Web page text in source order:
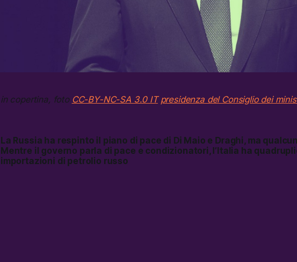
in copertina, foto CC-BY-NC-SA 3.0 IT presidenza del Consiglio dei
La Russia ha respinto il piano di pace di Di Maio e Draghi, ma
Mentre il governo parla di pace e condizionatori, l’Italia ha
importazioni di petrolio russo